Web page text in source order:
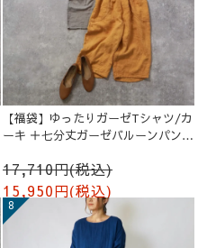
【福袋】ゆったりガーゼTシャツ/カ
ーキ ＋七分丈ガーゼバルーンパンツ
17,710円(税込)
15,950円(税込)